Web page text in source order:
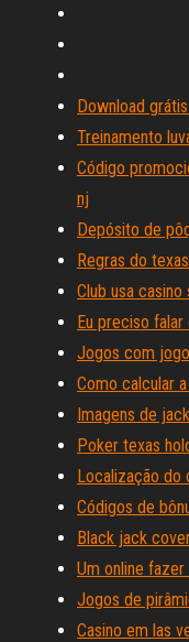
Download
Treinamento
Código
nj
Depósito de
Regras do
Club usa
Eu preciso
Jogos com
Como calcular
Imagens de
Poker texas
Localização do
Códigos de
Black jack
Um online
Jogos de
Casino em las